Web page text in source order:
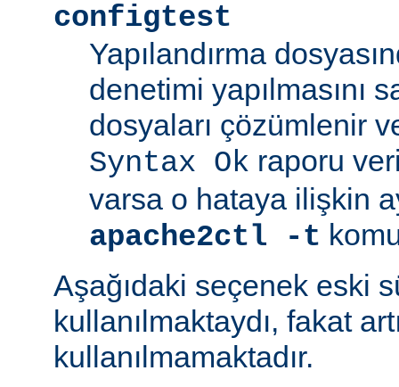
configtest
Yapılandırma
denetimi yapılmasını
dosyaları çözümlenir
Syntax Ok raporu
varsa o hataya ilişkin
apache2ctl -t
Aşağıdaki seçenek eski
kullanılmaktaydı, fakat
kullanılmamaktadır.